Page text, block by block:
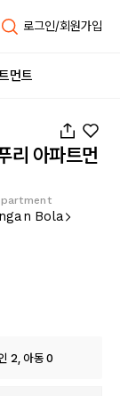
로그인/회원가입
먼트
리 아파트먼
Bola
2, 아동 0